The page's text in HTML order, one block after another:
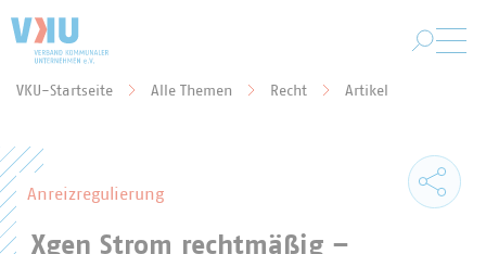
VKU-Startseite Alle Themen Recht Artikel
Anreizregulierung
Xgen Strom rechtmäßig –